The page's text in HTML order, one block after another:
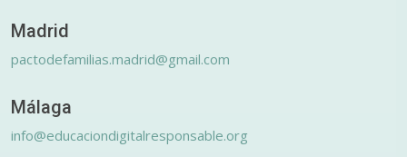
Madrid
pactodefamilias.madrid@gmail.com
Málaga
info@educaciondigitalresponsable.org